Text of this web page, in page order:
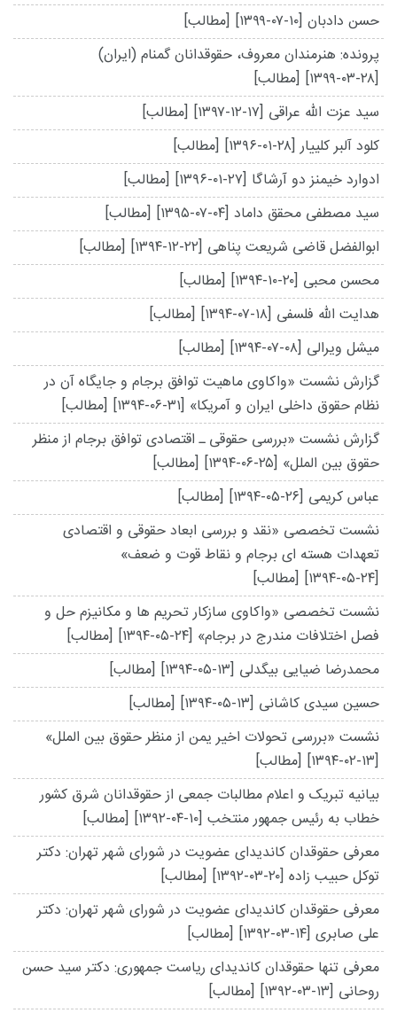
حسن دادبان [۱۳۹۹-۰۷-۱۰] [مطالب]
پرونده: هنرمندان معروف، حقوقدانان گمنام (ایران)
[۱۳۹۹-۰۳-۲۸] [مطالب]
سید عزت الله عراقی [۱۳۹۷-۱۲-۱۷] [مطالب]
کلود آلبر کلییار [۱۳۹۶-۰۱-۲۸] [مطالب]
ادوارد خیمنز دو آرشاگا [۱۳۹۶-۰۱-۲۷] [مطالب]
سید مصطفی محقق داماد [۱۳۹۵-۰۷-۰۴] [مطالب]
ابوالفضل قاضی شریعت پناهی [۱۳۹۴-۱۲-۲۲] [مطالب]
محسن محبی [۱۳۹۴-۱۰-۲۰] [مطالب]
هدایت الله فلسفی [۱۳۹۴-۰۷-۱۸] [مطالب]
میشل ویرالی [۱۳۹۴-۰۷-۰۸] [مطالب]
گزارش نشست «واکاوی ماهیت توافق برجام و جایگاه آن در
نظام حقوق داخلی ایران و آمریکا» [۱۳۹۴-۰۶-۳۱] [مطالب]
گزارش نشست «بررسی حقوقی ـ اقتصادی توافق برجام از منظر
حقوق بین الملل» [۱۳۹۴-۰۶-۲۵] [مطالب]
عباس کریمی [۱۳۹۴-۰۵-۲۶] [مطالب]
نشست تخصصی «نقد و بررسی ابعاد حقوقی و اقتصادی
تعهدات هسته ای برجام و نقاط قوت و ضعف»
[۱۳۹۴-۰۵-۲۴] [مطالب]
نشست تخصصی «واکاوی سازکار تحریم ها و مکانیزم حل و
فصل اختلافات مندرج در برجام» [۱۳۹۴-۰۵-۲۴] [مطالب]
محمدرضا ضیایی بیگدلی [۱۳۹۴-۰۵-۱۳] [مطالب]
حسین سیدی کاشانی [۱۳۹۴-۰۵-۱۳] [مطالب]
نشست «بررسی تحولات اخیر یمن از منظر حقوق بین الملل»
[۱۳۹۴-۰۲-۱۳] [مطالب]
بیانیه تبریک و اعلام مطالبات جمعی از حقوقدانان شرق کشور
خطاب به رئیس جمهور منتخب [۱۳۹۲-۰۴-۱۰] [مطالب]
معرفی حقوقدان کاندیدای عضویت در شورای شهر تهران: دکتر
توکل حبیب زاده [۱۳۹۲-۰۳-۲۰] [مطالب]
معرفی حقوقدان کاندیدای عضویت در شورای شهر تهران: دکتر
علی صابری [۱۳۹۲-۰۳-۱۴] [مطالب]
معرفی تنها حقوقدان کاندیدای ریاست جمهوری: دکتر سید حسن
روحانی [۱۳۹۲-۰۳-۱۳] [مطالب]